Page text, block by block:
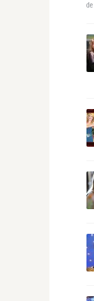
de